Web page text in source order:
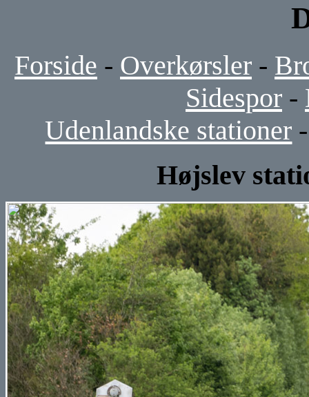
Forside - Overkørsler -
Sidespor -
Udenlandske stationer
Højslev